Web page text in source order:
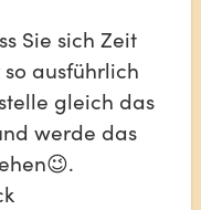
Sie sich Zeit
ausführlich
gleich das
werde das